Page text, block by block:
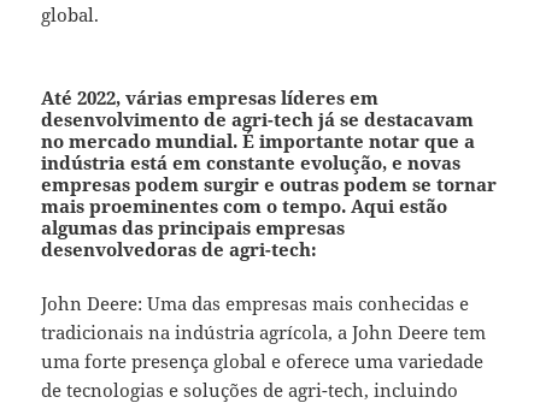
global.
Até 2022, várias empresas líderes em
desenvolvimento de agri-tech já se destacavam
no mercado mundial. É importante notar que a
indústria está em constante evolução, e novas
empresas podem surgir e outras podem se tornar
mais proeminentes com o tempo. Aqui estão
algumas das principais empresas
desenvolvedoras de agri-tech:
John Deere: Uma das empresas mais conhecidas e
tradicionais na indústria agrícola, a John Deere tem
uma forte presença global e oferece uma variedade
de tecnologias e soluções de agri-tech, incluindo